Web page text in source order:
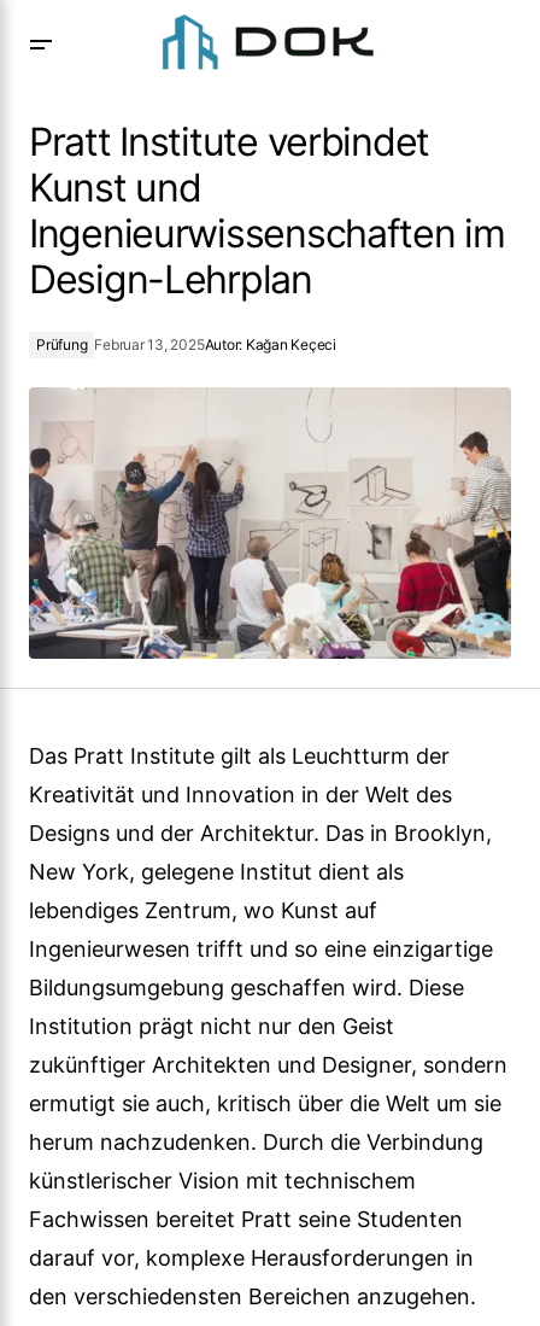
Ingenieurwissenschaften im Design-Lehrplan
Pratt Institute verbindet
Kunst und
Ingenieurwissenschaften im
Design-Lehrplan
Prüfung Februar 13, 2025Autor: Kağan Keçeci
Das Pratt Institute gilt als Leuchtturm der
Kreativität und Innovation in der Welt des
Designs und der Architektur. Das in Brooklyn,
New York, gelegene Institut dient als
lebendiges Zentrum, wo Kunst auf
Ingenieurwesen trifft und so eine einzigartige
Bildungsumgebung geschaffen wird. Diese
Institution prägt nicht nur den Geist
zukünftiger Architekten und Designer, sondern
ermutigt sie auch, kritisch über die Welt um sie
herum nachzudenken. Durch die Verbindung
künstlerischer Vision mit technischem
Fachwissen bereitet Pratt seine Studenten
darauf vor, komplexe Herausforderungen in
den verschiedensten Bereichen anzugehen.